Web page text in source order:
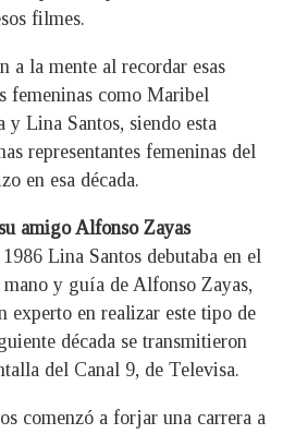
filmes.
a la mente al recordar esas
femeninas como Maribel
y Lina Santos, siendo esta
representantes femeninas del
en esa década.
amigo Alfonso Zayas
Lina Santos debutaba en el
y guía de Alfonso Zayas,
experto en realizar este tipo de
década se transmitieron
del Canal 9, de Televisa.
comenzó a forjar una carrera a